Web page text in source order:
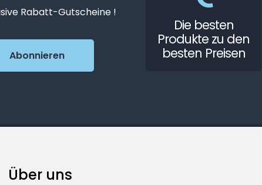
Rabatt-Gutscheine !
Die besten
Produkte zu den
besten Preisen
Über uns